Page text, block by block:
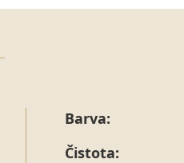
Barva:
Čistota: